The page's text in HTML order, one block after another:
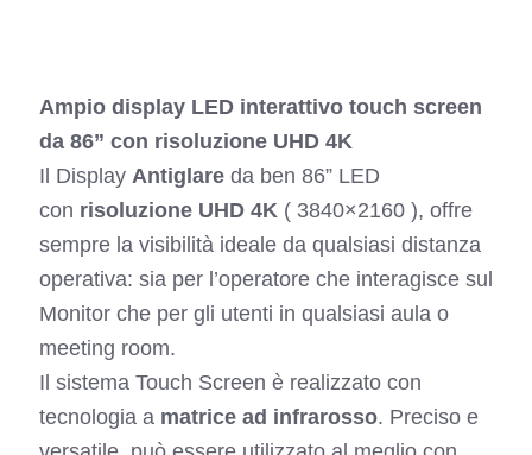
Ampio display LED interattivo touch screen
da 86” con risoluzione UHD 4K
Il Display Antiglareda ben 86” LED
con risoluzione UHD 4K( 3840×2160 ), offre
sempre la visibilità ideale da qualsiasi distanza
operativa: sia per l’operatore che interagisce sul
Monitor che per gli utenti in qualsiasi aula o
meeting room.
Il sistema Touch Screen è realizzato con
tecnologia a matrice ad infrarosso. Preciso e